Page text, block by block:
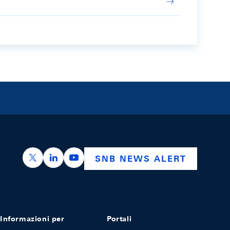
https://x.com/snb_bns
https://ch.linkedin.com/company/swiss-
https://www.youtube.com/
SNB NEWS ALERT
Informazioni per Portali